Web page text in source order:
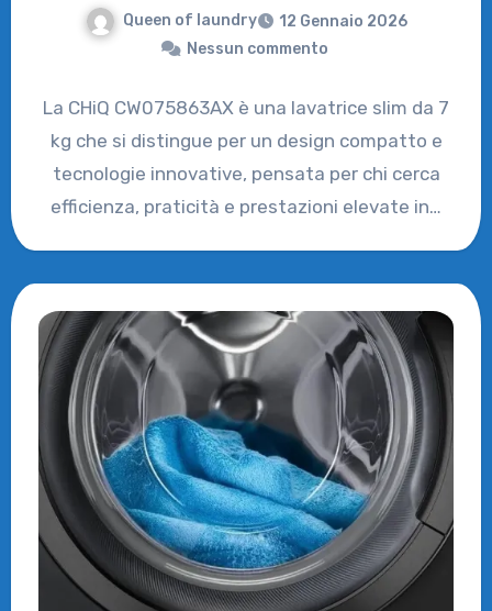
Queen of laundry
12 Gennaio 2026
Nessun commento
La CHiQ CW075863AX è una lavatrice slim da 7
kg che si distingue per un design compatto e
tecnologie innovative, pensata per chi cerca
efficienza, praticità e prestazioni elevate in…